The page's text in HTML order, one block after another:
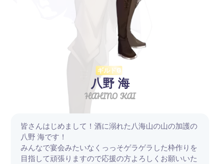
ギルドG
八野 海
HAHINO KAI
皆さんはじめまして！酒に溺れた八海山の山の加護の
八野 海です！
みんなで宴会みたいなくっっそゲラゲラした枠作りを
目指して頑張りますので応援の方よろしくお願いいた